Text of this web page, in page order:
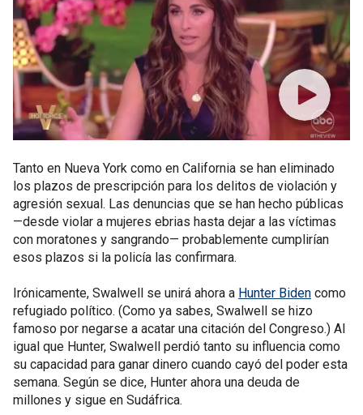
Tanto en Nueva York como en California se han eliminado
los plazos de prescripción para los delitos de violación y
agresión sexual. Las denuncias que se han hecho públicas
—desde violar a mujeres ebrias hasta dejar a las víctimas
con moratones y sangrando— probablemente cumplirían
esos plazos si la policía las confirmara.
Irónicamente, Swalwell se unirá ahora a Hunter Biden como
refugiado político. (Como ya sabes, Swalwell se hizo
famoso por negarse a acatar una citación del Congreso.) Al
igual que Hunter, Swalwell perdió tanto su influencia como
su capacidad para ganar dinero cuando cayó del poder esta
semana. Según se dice, Hunter ahora una deuda de
millones y sigue en Sudáfrica.